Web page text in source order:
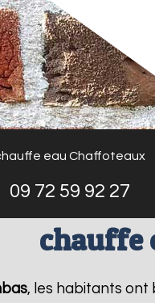
eau Chaffoteaux
09 72 59 92 27
chauffe
, les habitants ont